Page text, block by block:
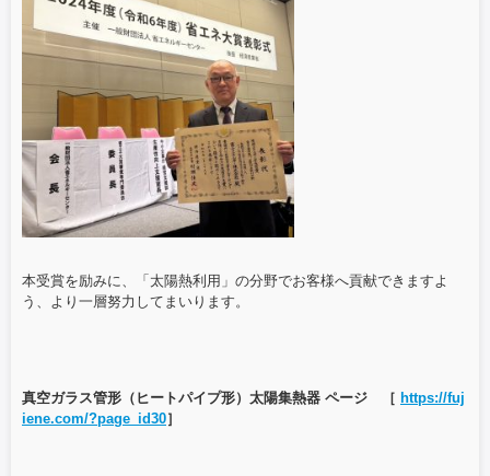
本受賞を励みに、「太陽熱利用」の分野でお客様へ貢献できますよ
う、より一層努力してまいります。
真空ガラス管形（ヒートパイプ形）太陽集熱器 ページ ［ https://fuj
iene.com/?page_id30］